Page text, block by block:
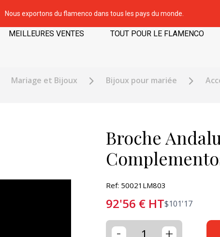
Nous exportons du flamenco dans tous les pays du monde.
MEILLEURES VENTES TOUT POUR LE FLAMENCO
Mariage et Bijoux Bijoux pour mariée
Broche
Ref: 50021LM803
92'56 € HT$101'17
-